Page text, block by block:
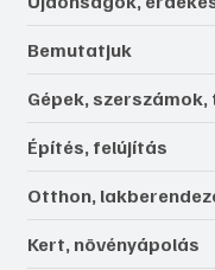
Bemutatjuk
Gépek,
Építés, felújítás
Otthon,
Kert, növényápolás